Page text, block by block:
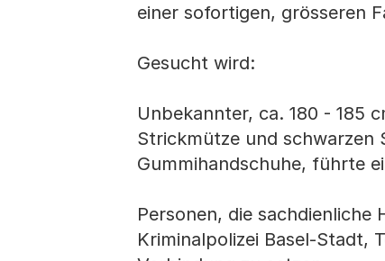
einer sofortigen, grösseren
Gesucht wird:
Unbekannter, ca. 180 - 185
Strickmütze und schwarzen
Gummihandschuhe, führte
Personen, die
Kriminalpolizei Basel-Stadt,